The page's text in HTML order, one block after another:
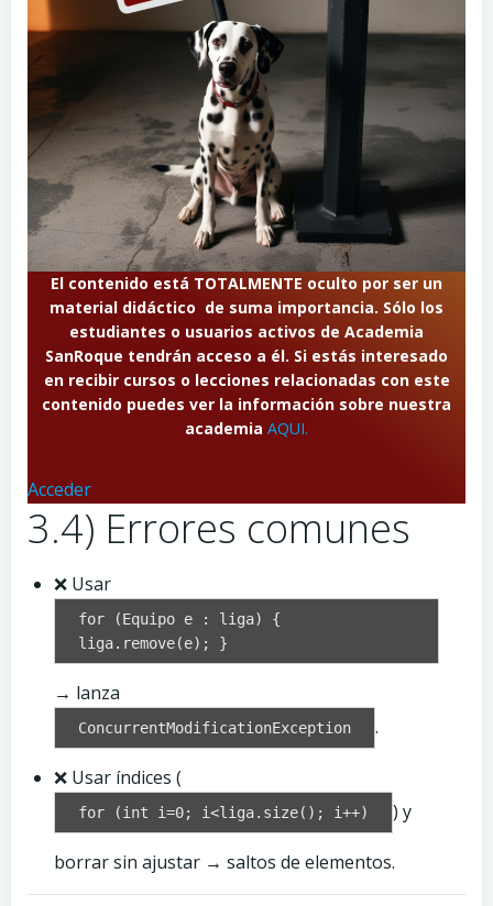
El contenido está TOTALMENTE oculto por ser un
material didáctico de suma importancia. Sólo los
estudiantes o usuarios activos de Academia
SanRoque tendrán acceso a él. Si estás interesado
en recibir cursos o lecciones relacionadas con este
contenido puedes ver la información sobre nuestra
academia AQUI.
Acceder
3.4) Errores comunes
❌ Usar
for (Equipo e : liga) {
liga.remove(e); }
→ lanza
ConcurrentModificationException .
❌ Usar índices (
for (int i=0; i<liga.size(); i++) ) y
borrar sin ajustar → saltos de elementos.